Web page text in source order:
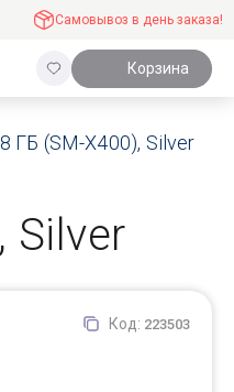
Самовывоз в день заказа!
Корзина
ГБ (SM-X400), Silver
Silver
Код: 223503